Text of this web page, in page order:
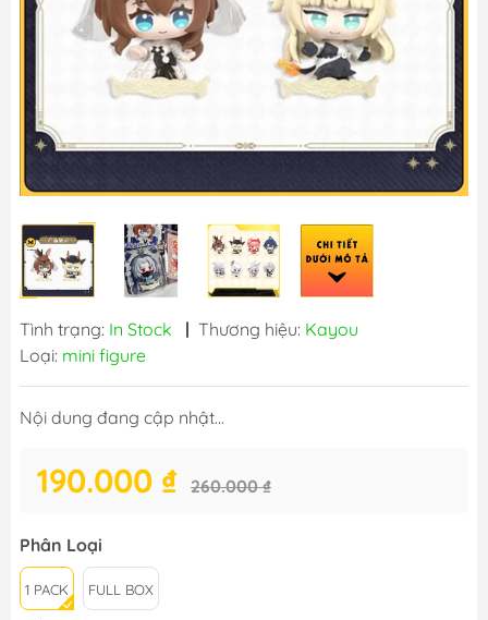
Tình trạng: In Stock | Thương hiệu: Kayou
Loại: mini figure
Nội dung đang cập nhật...
190.000 ₫ 260.000 ₫
Phân Loại
1 PACK FULL BOX